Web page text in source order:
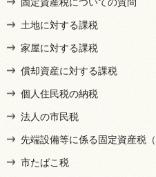
土地に対する課税
家屋に対する課税
償却資産に対する課税
個人住民税の納税
法人の市民税
先端設備等に係る固定資産税
市たばこ税